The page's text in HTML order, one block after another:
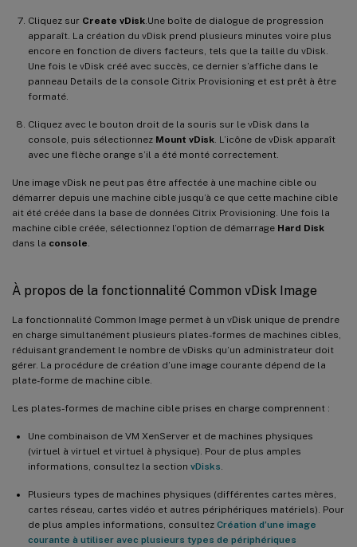
Cliquez sur Create vDisk.Une boîte de dialogue de progression
apparaît. La création du vDisk prend plusieurs minutes voire plus
encore en fonction de divers facteurs, tels que la taille du vDisk.
Une fois le vDisk créé avec succès, ce dernier s’affiche dans le
panneau Details de la console Citrix Provisioning et est prêt à être
formaté.
Cliquez avec le bouton droit de la souris sur le vDisk dans la
console, puis sélectionnez Mount vDisk. L’icône de vDisk apparaît
avec une flèche orange s’il a été monté correctement.
Une image vDisk ne peut pas être affectée à une machine cible ou
démarrer depuis une machine cible jusqu’à ce que cette machine cible
ait été créée dans la base de données Citrix Provisioning. Une fois la
machine cible créée, sélectionnez l’option de démarrage Hard Disk
dans la console.
À propos de la fonctionnalité Common vDisk Image
La fonctionnalité Common Image permet à un vDisk unique de prendre
en charge simultanément plusieurs plates-formes de machines cibles,
réduisant grandement le nombre de vDisks qu’un administrateur doit
gérer. La procédure de création d’une image courante dépend de la
plate-forme de machine cible.
Les plates-formes de machine cible prises en charge comprennent :
Une combinaison de VM XenServer et de machines physiques
(virtuel à virtuel et virtuel à physique). Pour de plus amples
informations, consultez la section vDisks.
Plusieurs types de machines physiques (différentes cartes mères,
cartes réseau, cartes vidéo et autres périphériques matériels). Pour
de plus amples informations, consultez Création d’une image
courante à utiliser avec plusieurs types de périphériques